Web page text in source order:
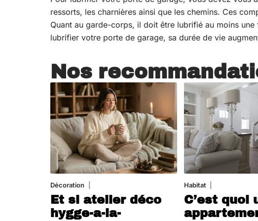
ressorts, les charnières ainsi que les chemins. Ces
Quant au garde-corps, il doit être lubrifié au moins
lubrifier votre porte de garage, sa durée de vie
Nos
Décoration
Et si atelier déco
hygge-a-la-
Habitat
C’est quoi